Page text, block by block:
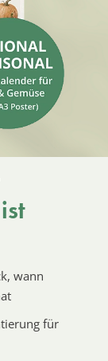
wann
für